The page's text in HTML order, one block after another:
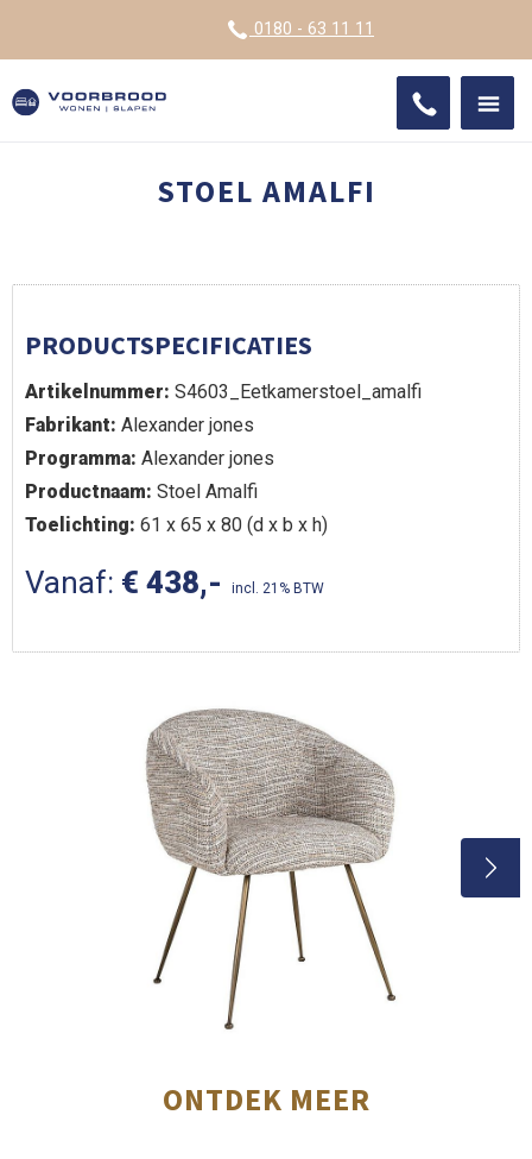
0180 - 63 11 11
STOEL AMALFI
PRODUCTSPECIFICATIES
Artikelnummer: S4603_Eetkamerstoel_amalfi
Fabrikant: Alexander jones
Programma: Alexander jones
Productnaam: Stoel Amalfi
Toelichting: 61 x 65 x 80 (d x b x h)
Vanaf: € 438,- incl. 21% BTW
ONTDEK MEER